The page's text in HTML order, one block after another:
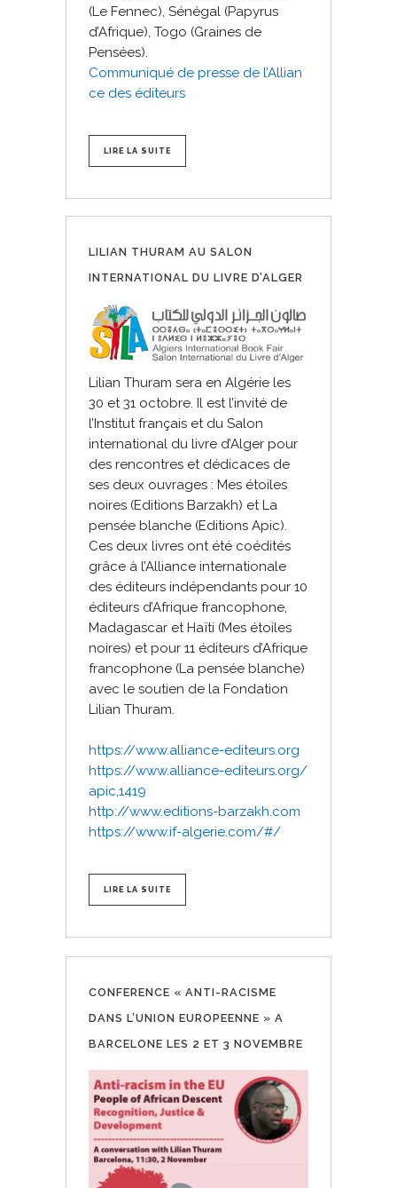
(Le Fennec), Sénégal (Papyrus
d’Afrique), Togo (Graines de
Pensées).
Communiqué de presse de l’Allian
ce des éditeurs
LIRE LA SUITE
LILIAN THURAM AU SALON
INTERNATIONAL DU LIVRE D’ALGER
Lilian Thuram sera en Algérie les
30 et 31 octobre. Il est l’invité de
l’Institut français et du Salon
international du livre d’Alger pour
des rencontres et dédicaces de
ses deux ouvrages : Mes étoiles
noires (Editions Barzakh) et La
pensée blanche (Editions Apic).
Ces deux livres ont été coédités
grâce à l’Alliance internationale
des éditeurs indépendants pour 10
éditeurs d’Afrique francophone,
Madagascar et Haïti (Mes étoiles
noires) et pour 11 éditeurs d’Afrique
francophone (La pensée blanche)
avec le soutien de la Fondation
Lilian Thuram.
https://www.alliance-editeurs.org
https://www.alliance-editeurs.org/
apic,1419
http://www.editions-barzakh.com
https://www.if-algerie.com/#/
LIRE LA SUITE
CONFERENCE « ANTI-RACISME
DANS L’UNION EUROPEENNE » A
BARCELONE LES 2 ET 3 NOVEMBRE